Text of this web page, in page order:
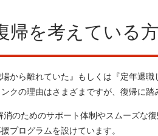
帰を考えている
場から離れていた』もしくは『定年退
クの理由はさまざまですが、復帰に踏
消のためのサポート体制やスムーズな
プログラムを設けています。